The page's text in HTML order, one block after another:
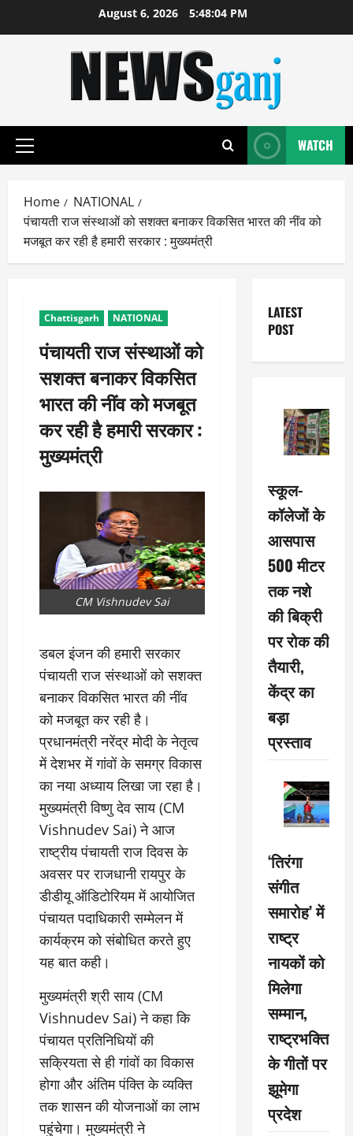
August 6, 2026 5:48:05 PM
Primary
WATCH
Home
NATIONAL
पंचायती राज संस्थाओं को सशक्त बनाकर विकसित भारत की नींव को
मजबूत कर रही है हमारी सरकार : मुख्यमंत्री
Chattisgarh NATIONAL
पंचायती राज संस्थाओं को
सशक्त बनाकर विकसित
भारत की नींव को मजबूत
कर रही है हमारी सरकार :
मुख्यमंत्री
CM Vishnudev Sai
डबल इंजन की हमारी सरकार
पंचायती राज संस्थाओं को सशक्त
बनाकर विकसित भारत की नींव
को मजबूत कर रही है।
प्रधानमंत्री नरेंद्र मोदी के नेतृत्व
में देशभर में गांवों के समग्र विकास
का नया अध्याय लिखा जा रहा है।
मुख्यमंत्री विष्णु देव साय (CM
Vishnudev Sai) ने आज
राष्ट्रीय पंचायती राज दिवस के
अवसर पर राजधानी रायपुर के
डीडीयू ऑडिटोरियम में आयोजित
पंचायत पदाधिकारी सम्मेलन में
कार्यक्रम को संबोधित करते हुए
यह बात कही।
मुख्यमंत्री श्री साय (CM
Vishnudev Sai) ने कहा कि
पंचायत प्रतिनिधियों की
सक्रियता से ही गांवों का विकास
होगा और अंतिम पंक्ति के व्यक्ति
तक शासन की योजनाओं का लाभ
पहुंचेगा। मुख्यमंत्री ने
LATEST
POST
स्कूल-
कॉलेजों के
आसपास
500 मीटर
तक नशे
की बिक्री
पर रोक की
तैयारी,
केंद्र का
बड़ा
प्रस्ताव
‘तिरंगा
संगीत
समारोह’ में
राष्ट्र
नायकों को
मिलेगा
सम्मान,
राष्ट्रभक्ति
के गीतों पर
झूमेगा
प्रदेश